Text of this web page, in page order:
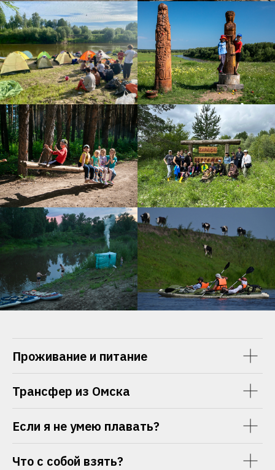
Проживание и питание
Трансфер из Омска
Если я не умею плавать?
Что с собой взять?